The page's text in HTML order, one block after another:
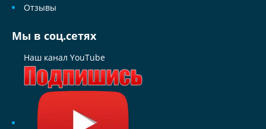
Отзывы
Мы в соц.сетях
Наш канал YouTube